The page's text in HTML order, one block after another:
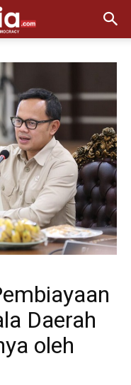
Daerah
oleh